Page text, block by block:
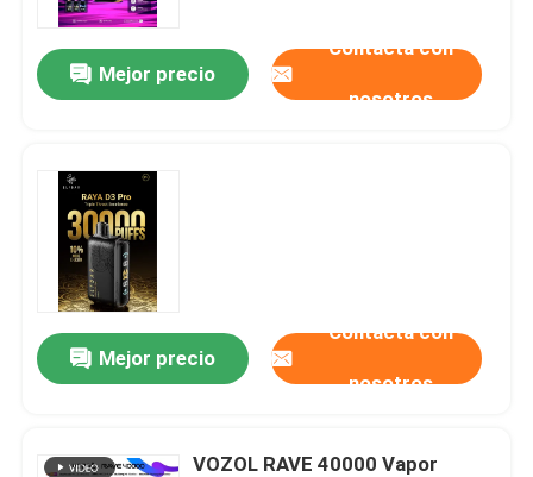
Mejor precio
Contacta con
nosotros
Mejor precio
Contacta con
nosotros
VOZOL RAVE 40000 Vapor